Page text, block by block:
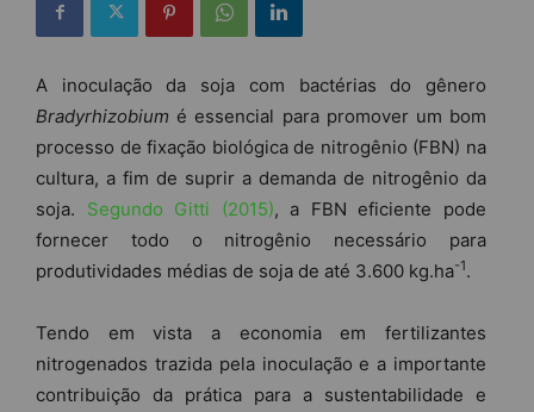
A inoculação da soja com bactérias do gênero
Bradyrhizobium é essencial para promover um bom
processo de fixação biológica de nitrogênio (FBN) na
cultura, a fim de suprir a demanda de nitrogênio da
soja. Segundo Gitti (2015), a FBN eficiente pode
fornecer todo o nitrogênio necessário para
produtividades médias de soja de até 3.600 kg.ha-1.
Tendo em vista a economia em fertilizantes
nitrogenados trazida pela inoculação e a importante
contribuição da prática para a sustentabilidade e